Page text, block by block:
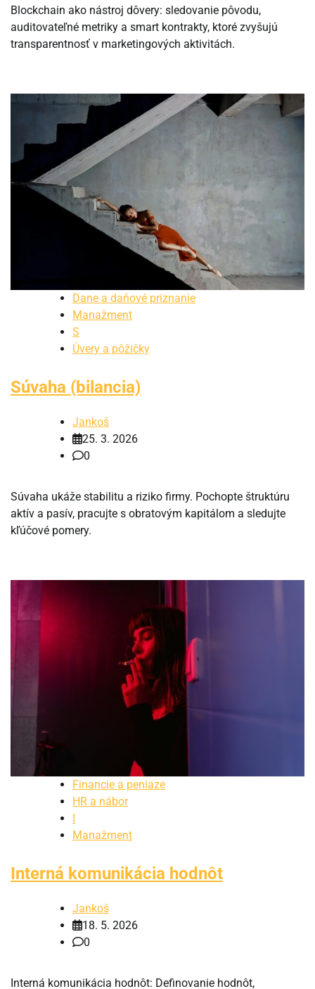
Blockchain ako nástroj dôvery: sledovanie pôvodu,
auditovateľné metriky a smart kontrakty, ktoré zvyšujú
transparentnosť v marketingových aktivitách.
Dane a daňové priznanie
Manažment
S
Úvery a pôžičky
Súvaha (bilancia)
Jankoš
25. 3. 2026
0
Súvaha ukáže stabilitu a riziko firmy. Pochopte štruktúru
aktív a pasív, pracujte s obratovým kapitálom a sledujte
kľúčové pomery.
Financie a peniaze
HR a nábor
I
Manažment
Interná komunikácia hodnôt
Jankoš
18. 5. 2026
0
Interná komunikácia hodnôt: Definovanie hodnôt,